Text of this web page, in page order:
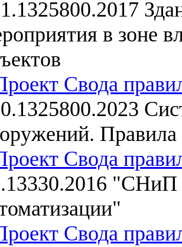
в зоне
Свода
Правила
Свода
Свода